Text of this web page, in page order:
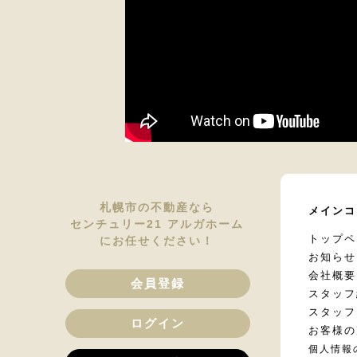
札幌市の不動産なら
センチュリー21 アルガホーム
にお任せください！
会員登録
ログイン
メイン
トップ
お知らせ
会社概要
スタッ
スタッ
お客様
個人情報